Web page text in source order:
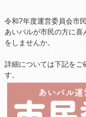
令和7年度運営委員会市
あいパルが市民の方に
をしませんか。
詳細については下記をご
す。